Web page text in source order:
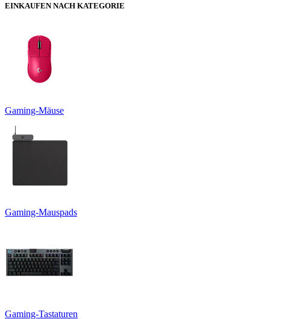
EINKAUFEN NACH KATEGORIE
Gaming-Mäuse
Gaming-Mauspads
Gaming-Tastaturen